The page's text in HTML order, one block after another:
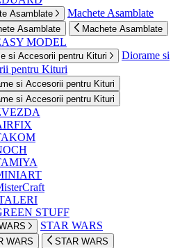
Asamblate Machete Asamblate
Asamblate Machete Asamblate
MODEL
si Accesorii pentru Kituri
Diorame si
pentru Kituri
si Accesorii pentru Kituri
si Accesorii pentru Kituri
STUFF
STAR WARS
WARS STAR WARS